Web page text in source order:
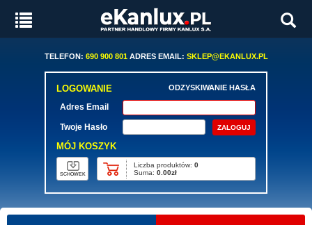
TELEFON: 690 900 801ADRES EMAIL: SKLEP@EKANLUX.PL
LOGOWANIE ODZYSKIWANIE HASŁA
Adres Email
Twoje Hasło
MÓJ KOSZYK
SCHOWEK
Liczba produktów: 0
Suma: 0.00zł